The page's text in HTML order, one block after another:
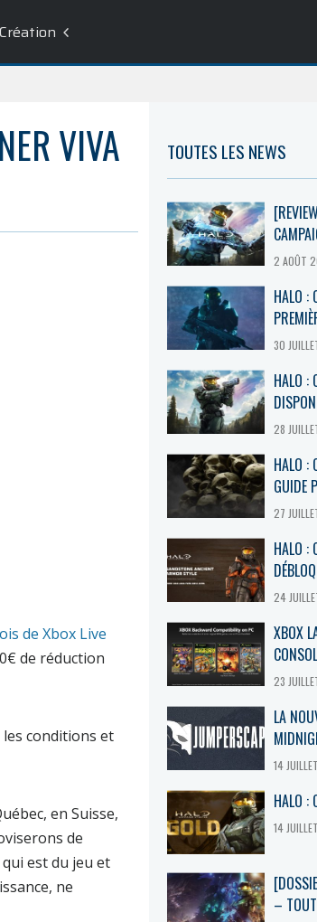
Création
VIVA
de Xbox Live
de réduction
les conditions et
en Suisse,
de
est du jeu et
ne
TOUTES LES NEWS
2 AOÛT
HALO :
30
HALO :
28
HALO :
GUIDE
27
HALO :
24
XBOX
23
LA
14
HALO :
14
–